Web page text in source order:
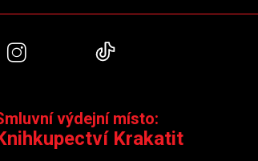
Instagram
výdejní místo:
Krakatit